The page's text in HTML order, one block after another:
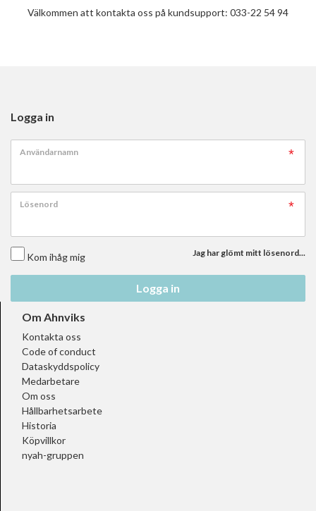
Välkommen att kontakta oss på kundsupport: 033-22 54 94
Logga in
Användarnamn
Lösenord
Kom ihåg mig Jag har glömt mitt lösenord...
Logga in
Om Ahnviks
Kontakta oss
Code of conduct
Dataskyddspolicy
Medarbetare
Om oss
Hållbarhetsarbete
Historia
Köpvillkor
nyah-gruppen